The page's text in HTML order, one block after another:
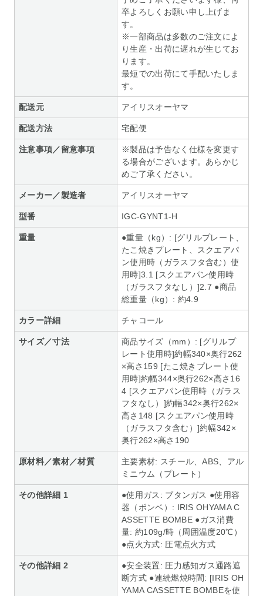
卒よろしくお願い申し上げま
す。
※一部商品は多数のご注文によ
り生産・出荷に遅れが生じてお
ります。
最短での出荷にて手配いたしま
す。
配送元 アイリスオーヤマ
配送方法 宅配便
注意事項／留意事項
※製品は予告なく仕様を変更す
る場合がございます。あらかじ
めご了承ください。
メーカー／製造者 アイリスオーヤマ
型番 IGC-GYNT1-H
重量
●重量（kg）: [グリルプレート、
たこ焼きプレート、スクエアパ
ン使用時（ガラスフタ含む）使
用時]3.1 [スクエアパン使用時
（ガラスフタなし）]2.7 ●商品
総重量（kg）: 約4.9
カラー詳細 チャコール
サイズ／寸法
商品サイズ（mm）: [グリルプ
レート使用時]約幅340×奥行262
×高さ159 [たこ焼きプレート使
用時]約幅344×奥行262×高さ16
4 [スクエアパン使用時（ガラス
フタなし）]約幅342×奥行262×
高さ148 [スクエアパン使用時
（ガラスフタ含む）]約幅342×
奥行262×高さ190
原材料／素材／材質
主要素材: スチール、ABS、アル
ミニウム（プレート）
その他詳細 1
●使用ガス: ブタンガス ●使用容
器（ボンベ）: IRIS OHYAMA C
ASSETTE BOMBE ●ガス消費
量: 約109g/時（周囲温度20℃）
●点火方式: 圧電点火方式
その他詳細 2
●安全装置: 圧力感知ガス通路遮
断方式 ●連続燃焼時間: [IRIS OH
YAMA CASSETTE BOMBEを使